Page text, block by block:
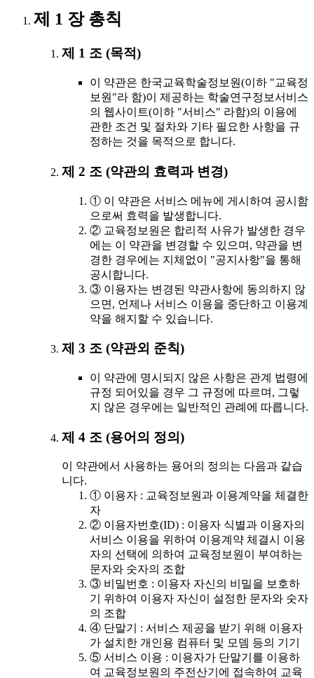
제 1 장 총칙
제 1 조 (목적)
이 약관은 한국교육학술정보원(이하 "교육정
보원"라 함)이 제공하는 학술연구정보서비스
의 웹사이트(이하 "서비스" 라함)의 이용에
관한 조건 및 절차와 기타 필요한 사항을 규
정하는 것을 목적으로 합니다.
제 2 조 (약관의 효력과 변경)
① 이 약관은 서비스 메뉴에 게시하여 공시함
으로써 효력을 발생합니다.
② 교육정보원은 합리적 사유가 발생한 경우
에는 이 약관을 변경할 수 있으며, 약관을 변
경한 경우에는 지체없이 "공지사항"을 통해
공시합니다.
③ 이용자는 변경된 약관사항에 동의하지 않
으면, 언제나 서비스 이용을 중단하고 이용계
약을 해지할 수 있습니다.
제 3 조 (약관외 준칙)
이 약관에 명시되지 않은 사항은 관계 법령에
규정 되어있을 경우 그 규정에 따르며, 그렇
지 않은 경우에는 일반적인 관례에 따릅니다.
제 4 조 (용어의 정의)
이 약관에서 사용하는 용어의 정의는 다음과 같습
니다.
① 이용자 : 교육정보원과 이용계약을 체결한
자
② 이용자번호(ID) : 이용자 식별과 이용자의
서비스 이용을 위하여 이용계약 체결시 이용
자의 선택에 의하여 교육정보원이 부여하는
문자와 숫자의 조합
③ 비밀번호 : 이용자 자신의 비밀을 보호하
기 위하여 이용자 자신이 설정한 문자와 숫자
의 조합
④ 단말기 : 서비스 제공을 받기 위해 이용자
가 설치한 개인용 컴퓨터 및 모뎀 등의 기기
⑤ 서비스 이용 : 이용자가 단말기를 이용하
여 교육정보원의 주전산기에 접속하여 교육